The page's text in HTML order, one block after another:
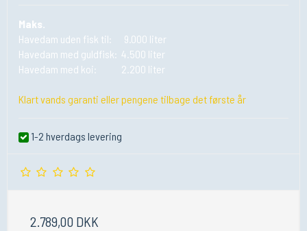
Maks.
Havedam uden fisk til: 9.000 liter
Havedam med guldfisk: 4.500 liter
Havedam med koi: 2.200 liter
Klart vands garanti eller pengene tilbage det første år
1-2 hverdags levering
2.789,00 DKK